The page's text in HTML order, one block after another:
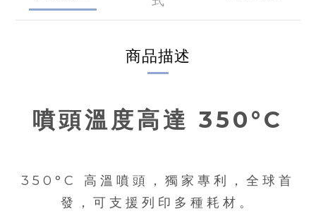
商品描述
噴頭溫度高達 350°C
​350°C 高溫噴頭，獨家專利，全球首
發，可支援列印多種耗材。